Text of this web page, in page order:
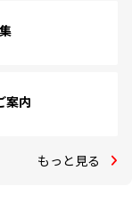
案内
もっと見る